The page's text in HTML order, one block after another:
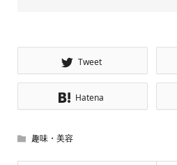
Tweet
Hatena
趣味・美容